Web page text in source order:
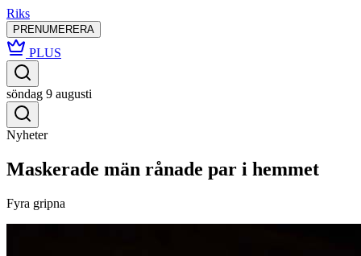
Riks
PRENUMERERA
PLUS
söndag 9 augusti
Nyheter
Maskerade män rånade par i hemmet
Fyra gripna